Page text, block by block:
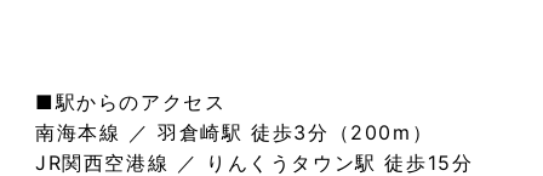
■駅からのアクセス
南海本線 ／ 羽倉崎駅 徒歩3分（200m）
JR関西空港線 ／ りんくうタウン駅 徒歩15分